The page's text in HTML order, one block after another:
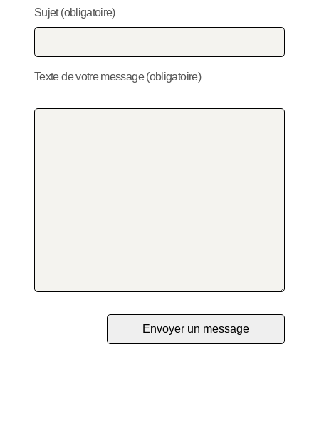
Sujet (obligatoire)
Texte de votre message (obligatoire)